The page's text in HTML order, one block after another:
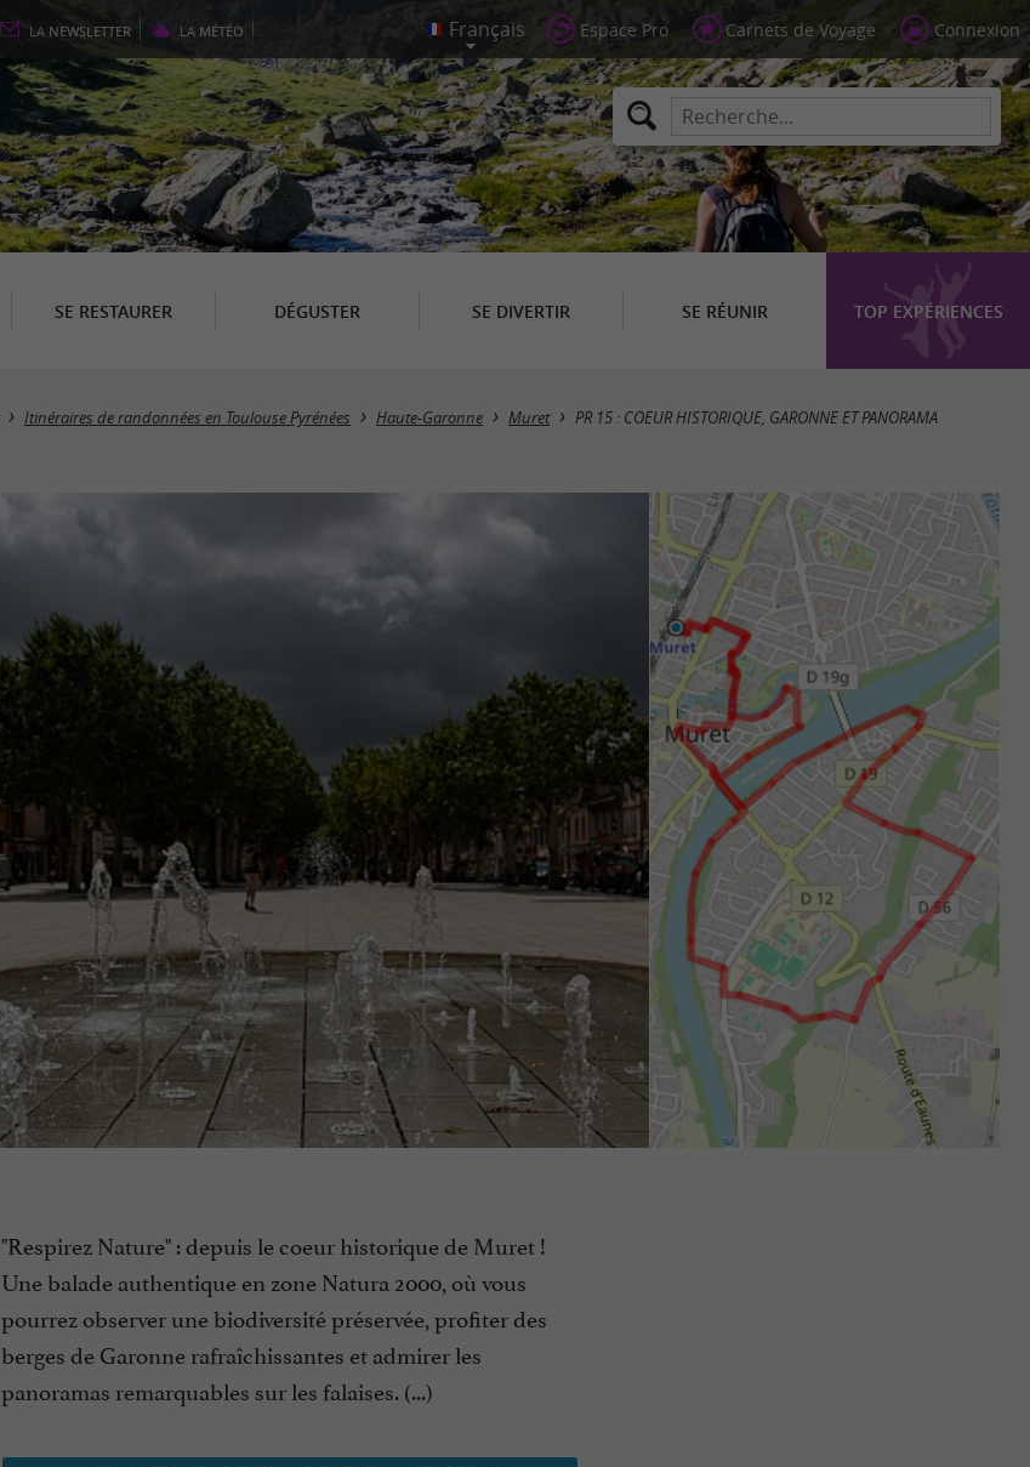
LA NEWSLETTER LA MÉTÉO Espace Pro Carnets de Voyage Connexion
SE RESTAURER DÉGUSTER SE DIVERTIR SE RÉUNIR TOP EXPÉRIENCES
Itinéraires de randonnées en Toulouse Pyrénées Haute-Garonne Muret PR 15 : COEUR HISTORIQUE, GARONNE ET PANORAMA
"Respirez Nature" : depuis le coeur historique de Muret !
Une balade authentique en zone Natura 2000, où vous
pourrez observer une biodiversité préservée, profiter des
berges de Garonne rafraîchissantes et admirer les
panoramas remarquables sur les falaises. (...)